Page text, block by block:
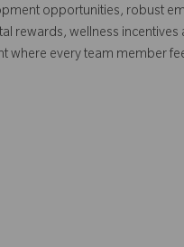
opportunities, robust
rewards, wellness
where every team member